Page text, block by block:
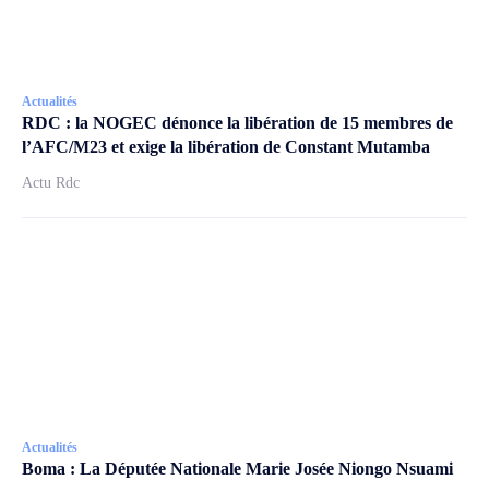
Actualités
RDC : la NOGEC dénonce la libération de 15 membres de
l’AFC/M23 et exige la libération de Constant Mutamba
Actu Rdc
Actualités
Boma : La Députée Nationale Marie Josée Niongo Nsuami